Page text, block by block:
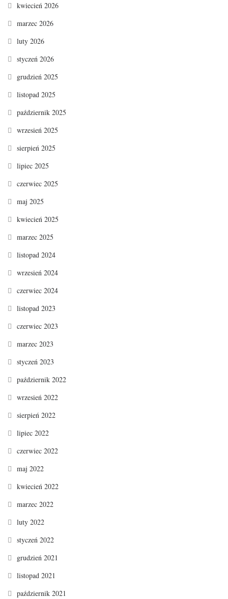
kwiecień 2026
marzec 2026
luty 2026
styczeń 2026
grudzień 2025
listopad 2025
październik 2025
wrzesień 2025
sierpień 2025
lipiec 2025
czerwiec 2025
maj 2025
kwiecień 2025
marzec 2025
listopad 2024
wrzesień 2024
czerwiec 2024
listopad 2023
czerwiec 2023
marzec 2023
styczeń 2023
październik 2022
wrzesień 2022
sierpień 2022
lipiec 2022
czerwiec 2022
maj 2022
kwiecień 2022
marzec 2022
luty 2022
styczeń 2022
grudzień 2021
listopad 2021
październik 2021